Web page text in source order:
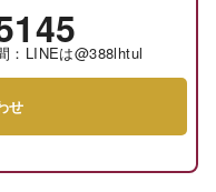
：LINEは@388lhtul
せ